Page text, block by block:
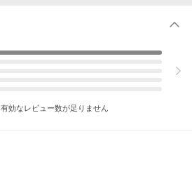
効なレビュー数が足りません